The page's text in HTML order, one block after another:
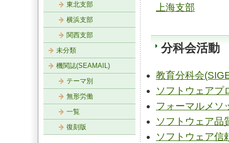
上海支部
分科会活動
教育分科会
ソフトウェアプ
フォーマルメソ
ソフトウェア品
ソフトウェア信
東北支部
横浜支部
関西支部
未分類
機関誌(SEAMAIL)
テーマ別
無形労働
一覧
復刻版